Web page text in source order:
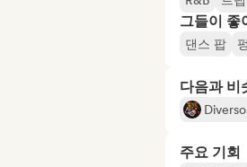
그들이 좋
댄스 팝
다음과 비
주요 기회